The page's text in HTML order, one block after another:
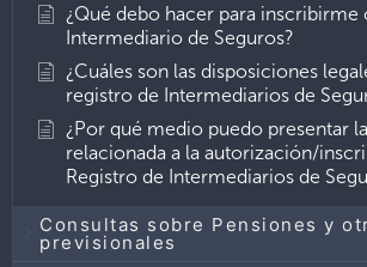
¿Qué debo hacer para
Intermediario de Seguros?
¿Cuáles son las disposiciones
registro de Intermediarios de
¿Por qué medio puedo presentar
relacionada a la autorización/
Registro de Intermediarios de
Consultas sobre Pensiones y
previsionales